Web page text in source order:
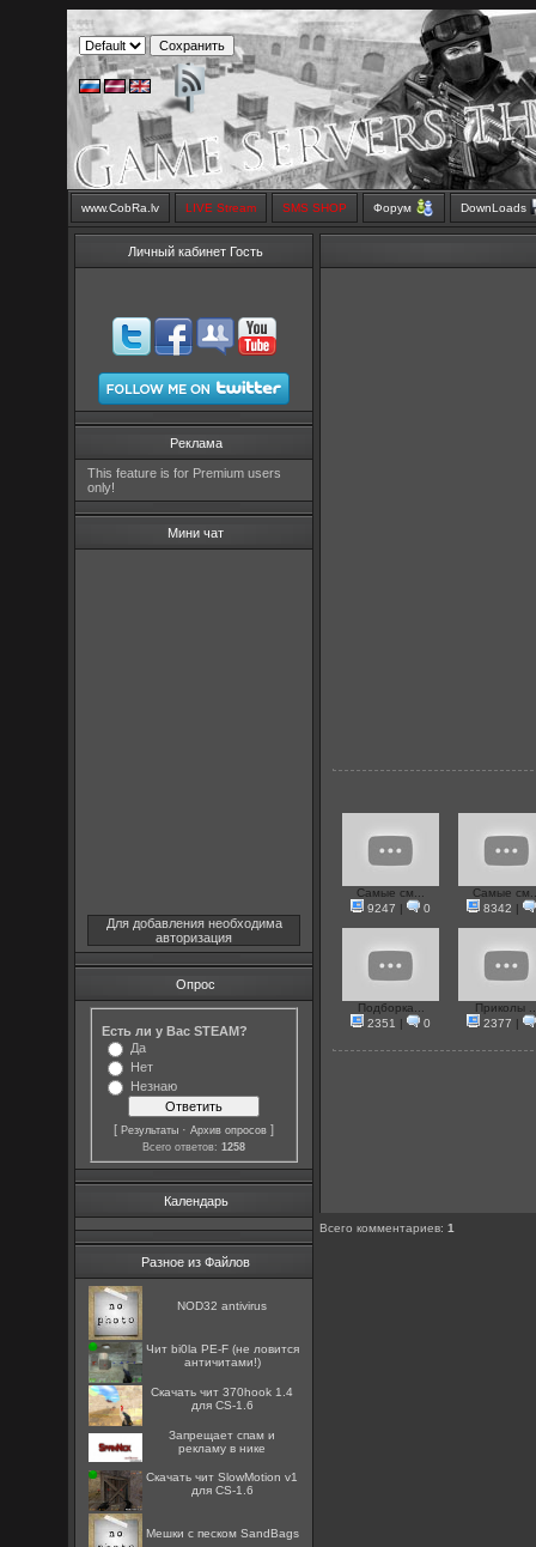
www.CobRa.lv LIVE Stream SMS SHOP Форум DownLoads
Личный кабинет Гость
Реклама
This feature is for Premium users
only!
Мини чат
Для добавления необходима
авторизация
Опрос
Есть ли у Вас STEAM?
Да
Нет
Незнаю
[Результаты ·Архив опросов ]
Всего ответов:1258
Календарь
Разное из Файлов
NOD32 antivirus
Чит bi0la PE-F (не ловится
античитами!)
Скачать чит 370hook 1.4
для CS-1.6
Запрещает спам и
рекламу в нике
Скачать чит SlowMotion v1
для CS-1.6
Мешки с песком SandBags
Самые см...
9247 | 0
Самые
8342 |
Подборка...
2351 | 0
Приколы
2377 |
Всего комментариев:1